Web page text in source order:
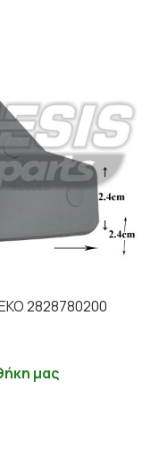
2828780200
μας
Προσθήκη στο καλάθι